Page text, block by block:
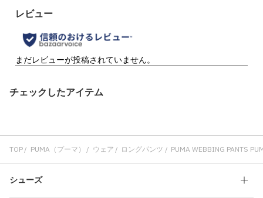
チェックしたアイテム
TOP PUMA（プーマ） ウェア ロングパンツ PUMA WEBBING PANTS
シューズ